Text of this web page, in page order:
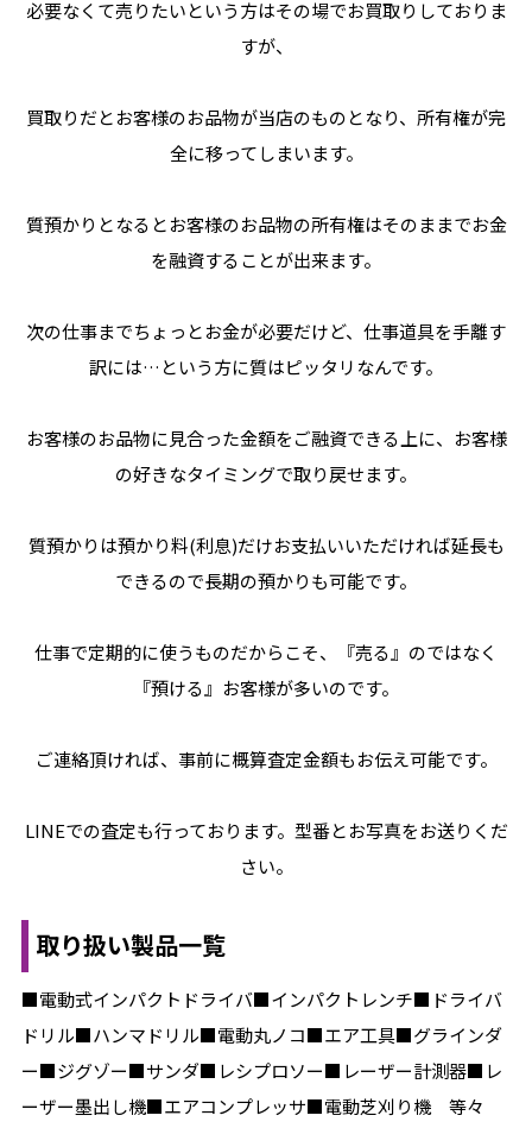
必要なくて売りたいという方はその場でお買取りしておりま
すが、
買取りだとお客様のお品物が当店のものとなり、所有権が完
全に移ってしまいます。
質預かりとなるとお客様のお品物の所有権はそのままでお金
を融資することが出来ます。
次の仕事までちょっとお金が必要だけど、仕事道具を手離す
訳には…という方に質はピッタリなんです。
お客様のお品物に見合った金額をご融資できる上に、お客様
の好きなタイミングで取り戻せます。
質預かりは預かり料(利息)だけお支払いいただければ延長も
できるので長期の預かりも可能です。
仕事で定期的に使うものだからこそ、『売る』のではなく
『預ける』お客様が多いのです。
ご連絡頂ければ、事前に概算査定金額もお伝え可能です。
LINEでの査定も行っております。型番とお写真をお送りくだ
さい。
取り扱い製品一覧
■電動式インパクトドライバ■インパクトレンチ■ドライバ
ドリル■ハンマドリル■電動丸ノコ■エア工具■グラインダ
ー■ジグゾー■サンダ■レシプロソー■レーザー計測器■レ
ーザー墨出し機■エアコンプレッサ■電動芝刈り機 等々